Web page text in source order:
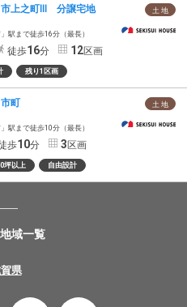
土 地
市上之町Ⅲ 分譲宅地
駅まで徒歩16分（最長）
徒歩16分 12区画
残り1区画
土 地
町
駅まで徒歩10分（最長）
歩10分 3区画
坪以上 自由設計
域一覧
県